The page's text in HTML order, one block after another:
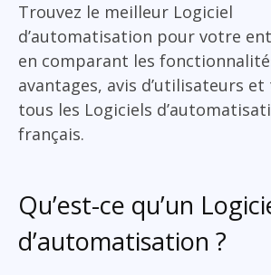
Trouvez le meilleur Logiciel
d’automatisation pour votre
en comparant les
avantages, avis d’utilisateurs
tous les Logiciels
français.
Qu’est-ce qu’un
d’automatisation ?